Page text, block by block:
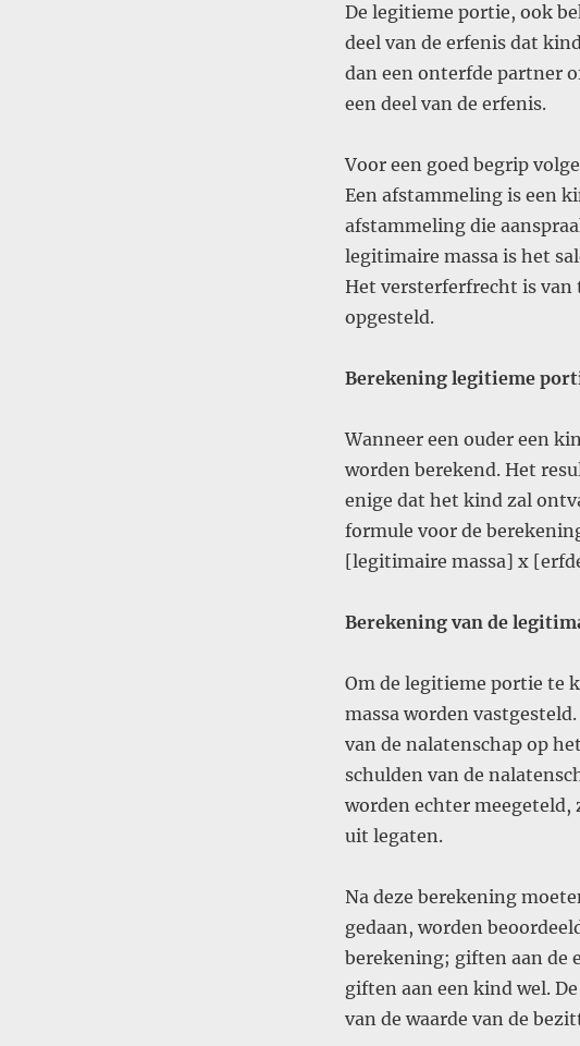
De legitieme portie, ook
deel van de erfenis dat
dan een onterfde partner
een deel van de erfenis.
Voor een goed begrip
Een afstammeling is een
afstammeling die
legitimaire massa is het
Het versterferfrecht is van
opgesteld.
Berekening legitieme
Wanneer een ouder een
worden berekend. Het
enige dat het kind zal
formule voor de
[legitimaire massa] x
Berekening van de
Om de legitieme portie te
massa worden
van de nalatenschap op
schulden van de
worden echter meegeteld,
uit legaten.
Na deze berekening
gedaan, worden
berekening; giften aan de
giften aan een kind wel.
van de waarde van de